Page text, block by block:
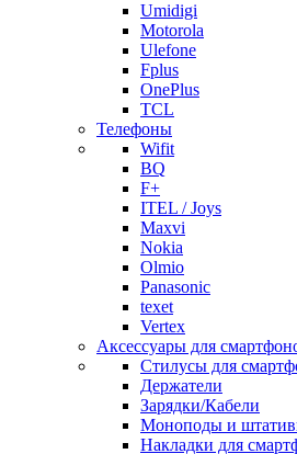
Umidigi
Motorola
Ulefone
Fplus
OnePlus
TCL
Телефоны
Wifit
BQ
F+
ITEL / Joys
Maxvi
Nokia
Olmio
Panasonic
texet
Vertex
Аксессуары для
Стилусы для
Держатели
Зарядки/Кабели
Моноподы и
Накладки для